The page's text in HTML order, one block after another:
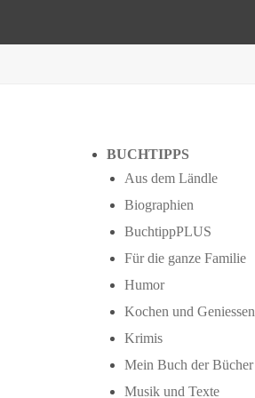
BUCHTIPPS
Aus dem Ländle
Biographien
BuchtippPLUS
Für die ganze Familie
Humor
Kochen und Geniessen
Krimis
Mein Buch der Bücher
Musik und Texte